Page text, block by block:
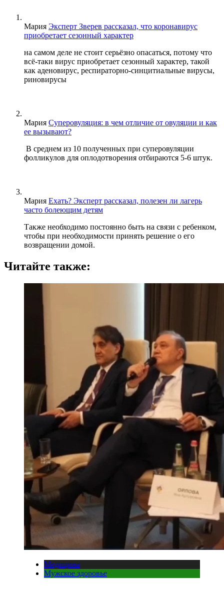
Мария Эксперт Зверев рассказал, что коронавирус
приобретает сезонный характер
на самом деле не стоит серьёзно опасаться, потому что
всё-таки вирус приобретает сезонный характер, такой
как аденовирус, респираторно-синцитиальные вирусы,
риновирусы
Мария Суперовуляция: в чем отличие от овуляции и как
ее вызывают?
В среднем из 10 полученных при суперовуляции
фолликулов для оплодотворения отбираются 5-6 штук.
Мария Ехать? Эксперт рассказал, полезен ли лагерь
часто болеющим детям
Также необходимо постоянно быть на связи с ребенком,
чтобы при необходимости принять решение о его
возвращении домой.
Читайте также:
Медицина
Мужское здоровье